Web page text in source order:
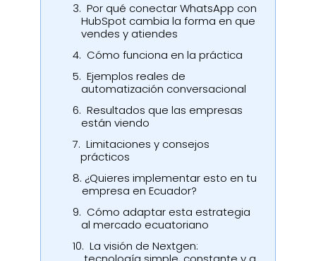
3. Por qué conectar WhatsApp con
HubSpot cambia la forma en que
vendes y atiendes
4. Cómo funciona en la práctica
5. Ejemplos reales de
automatización conversacional
6. Resultados que las empresas
están viendo
7. Limitaciones y consejos
prácticos
8. ¿Quieres implementar esto en tu
empresa en Ecuador?
9. Cómo adaptar esta estrategia
al mercado ecuatoriano
10. La visión de Nextgen: